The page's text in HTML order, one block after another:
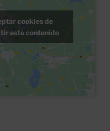
cookies de
este contenido